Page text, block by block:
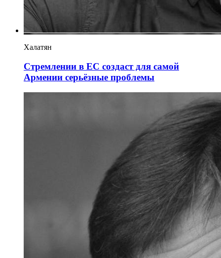
Халатян
Стремлении в ЕС создаст для самой
Армении серьёзные проблемы